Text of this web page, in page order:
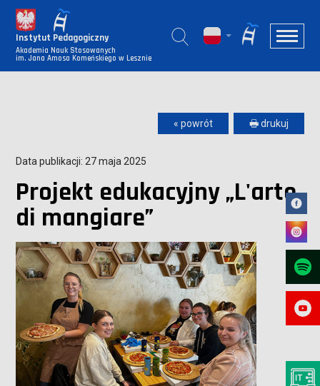
Instytut Pedagogiczny
Akademia Nauk Stosowanych
im. Jana Amosa Komeńskiego w Lesznie
« powrót 🖶 drukuj
Data publikacji: 27 maja 2025
Projekt edukacyjny „L'arte
di mangiare”